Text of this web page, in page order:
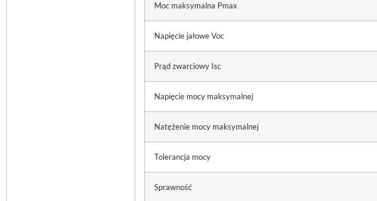
Moc maksymalna Pmax
Napięcie jałowe Voc
Prąd zwarciowy Isc
Napięcie mocy maksymalnej
Natężenie mocy maksymalnej
Tolerancja mocy
Sprawność